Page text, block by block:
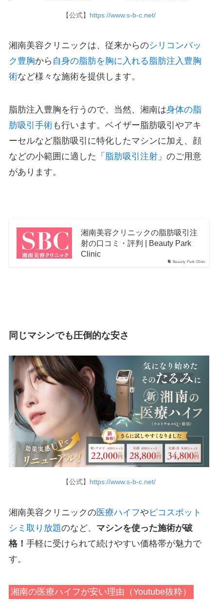
【公式】 https://www.s-b-c.net/
湘南美容クリニックは、従来からのシリコンバッ
ク豊胸から 自身の脂肪を胸に入れる脂肪注入豊胸
術など様々な施術を提供します。
脂肪注入豊胸を行うので、当然、湘南は身体の脂
肪吸引手術も行います。ベイザー脂肪吸引やアキ
ーセルなど脂肪吸引に特化したマシンに加え、顔
などの小範囲に適した「 脂肪吸引注射」のご用意
があります。
Beauty Park Clinic
湘南美容クリニックの脂肪吸引注
射の口コミ・評判 | Beauty Park
Clinic
同じマシンでも圧倒的な安さ
【公式】 https://www.s-b-c.net/
湘南美容クリニックの医療ハイフや ピコスポット
シミ取り放題のなど、 マシンを使った施術が破
格！ 手軽に受けられて続けやすい価格帯が魅力で
す。
湘南の医療ハイフが安い理由（Youtube抜粋）